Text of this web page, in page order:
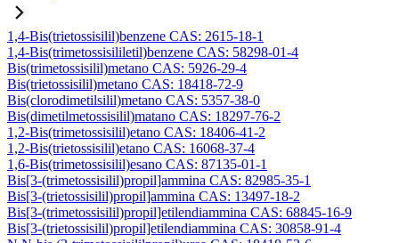
1,4-Bis(trietossisilil)benzene CAS: 2615-18-1
1,4-Bis(trimetossisililetil)benzene CAS: 58298-01-4
Bis(trimetossisilil)metano CAS: 5926-29-4
Bis(trietossisilil)metano CAS: 18418-72-9
Bis(clorodimetilsilil)metano CAS: 5357-38-0
Bis(dimetilmetossisilil)matano CAS: 18297-76-2
1,2-Bis(trimetossisilil)etano CAS: 18406-41-2
1,2-Bis(trietossisilil)etano CAS: 16068-37-4
1,6-Bis(trimetossisilil)esano CAS: 87135-01-1
Bis[3-(trimetossisilil)propil]ammina CAS: 82985-35-1
Bis[3-(trietossisilil)propil]ammina CAS: 13497-18-2
Bis[3-(trimetossisilil)propil]etilendiammina CAS: 68845-16-9
Bis[3-(trietossisilil)propil]etilendiammina CAS: 30858-91-4